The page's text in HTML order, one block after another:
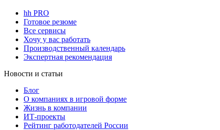
hh PRO
Готовое резюме
Все сервисы
Хочу у вас работать
Производственный календарь
Экспертная рекомендация
Новости и статьи
Блог
О компаниях в игровой форме
Жизнь в компании
ИТ-проекты
Рейтинг работодателей России